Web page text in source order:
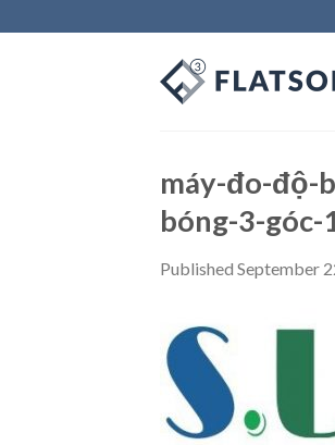
to
máy-đo-độ-
bóng-3-
Published September